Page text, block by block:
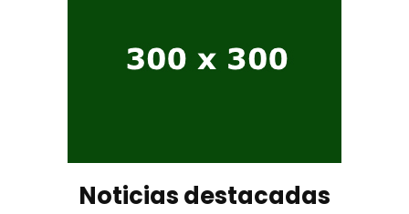
Noticias destacadas